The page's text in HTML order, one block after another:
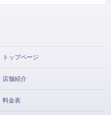
トップページ
店舗紹介
料金表